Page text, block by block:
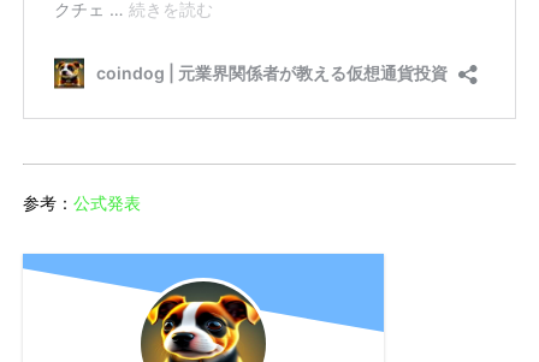
参考：公式発表